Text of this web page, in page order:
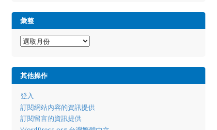
彙整
其他操作
登入
訂閱網站內容的資訊提供
訂閱留言的資訊提供